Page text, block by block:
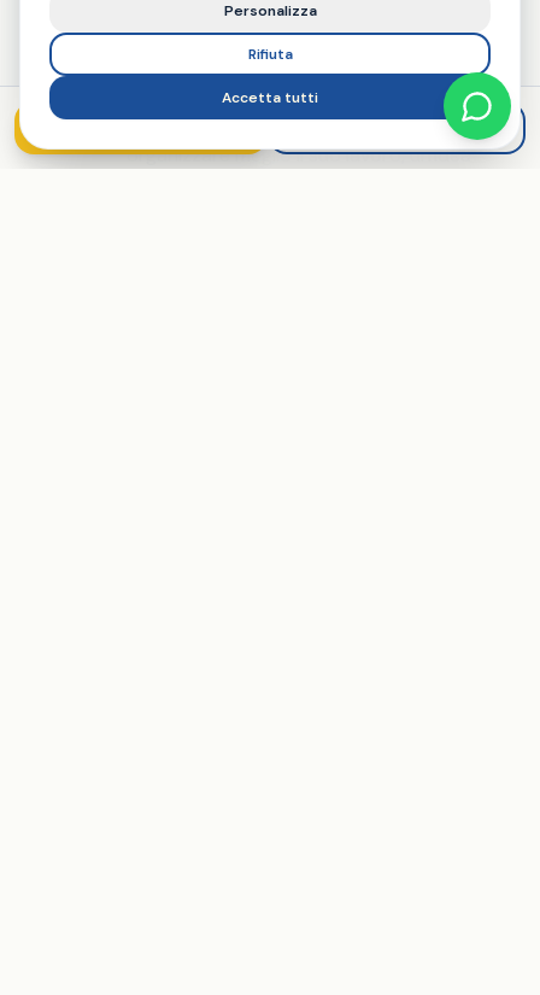
Porta una sfida
Qualcuno presenta un bisogno reale:
un'associazione che ha bisogno di un
sito, un volontario che vuole
organizzare meglio il suo lavoro, un'idea
Proponi problema
Personalizza
Rifiuta
Accetta tutti